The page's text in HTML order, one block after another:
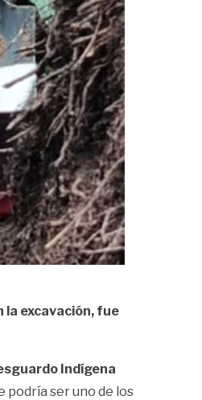
la excavación, fue
Indígena
podría ser uno de los